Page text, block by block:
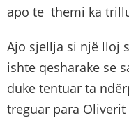
apo te themi ka
Ajo sjellja si një lloj
ishte qesharake se
duke tentuar ta
treguar para